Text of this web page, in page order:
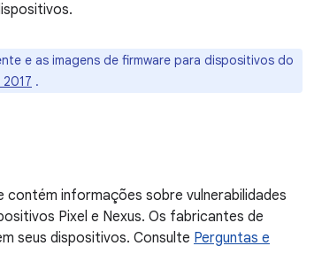
e as imagens de firmware para dispositivos do
.
contém informações sobre vulnerabilidades
Pixel e Nexus. Os fabricantes de
seus dispositivos. Consulte Perguntas e